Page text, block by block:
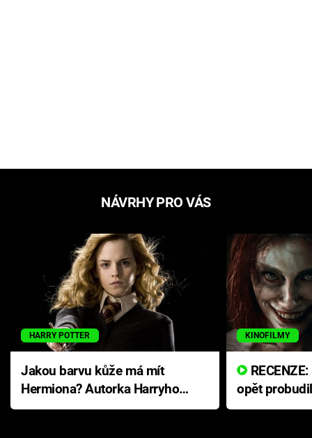
NÁVRHY PRO VÁS
HARRY POTTER
Jakou barvu kůže má mít
Hermiona? Autorka Harryho
Pottera přišla s ráznou
KINOFILMY
opět
přichází s